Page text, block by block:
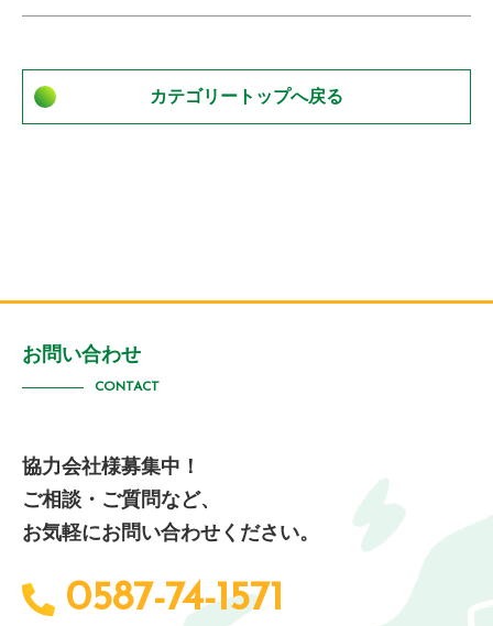
カテゴリートップへ戻る
お問い合わせ
CONTACT
協力会社様募集中！
ご相談・ご質問など、
お気軽にお問い合わせください。
0587-74-1571